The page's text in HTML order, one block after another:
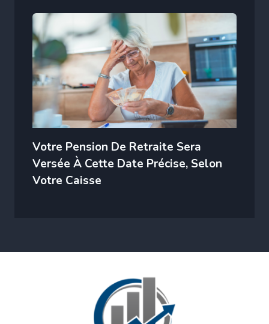
Votre Pension De Retraite Sera
Versée À Cette Date Précise, Selon
Votre Caisse